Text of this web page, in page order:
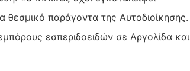
παράγοντα της Αυτοδιοίκησης.
εσπεριδοειδών σε Αργολίδα και